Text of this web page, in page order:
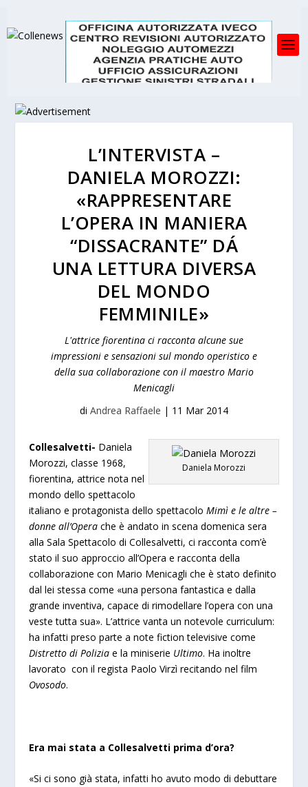
L’INTERVISTA –
DANIELA MOROZZI:
«RAPPRESENTARE
L’OPERA IN MANIERA
“DISSACRANTE” DÁ
UNA LETTURA DIVERSA
DEL MONDO
FEMMINILE»
L'attrice fiorentina ci racconta alcune sue
impressioni e sensazioni sul mondo operistico e
della sua collaborazione con il maestro Mario
Menicagli
di Andrea Raffaele | 11 Mar 2014
Daniela Morozzi
Collesalvetti- Daniela
Morozzi, classe 1968,
fiorentina, attrice nota nel
mondo dello spettacolo
italiano e protagonista dello spettacolo Mimì e le altre –
donne all’Opera che è andato in scena domenica sera
alla Sala Spettacolo di Collesalvetti, ci racconta com’è
stato il suo approccio all’Opera e racconta della
collaborazione con Mario Menicagli che è stato definito
dal lei stessa come «una persona fantastica e dalla
grande inventiva, capace di rimodellare l’opera con una
veste tutta sua». L’attrice vanta un notevole curriculum:
ha infatti preso parte a note fiction televisive come
Distretto di Polizia e la miniserie Ultimo. Ha inoltre
lavorato con il regista Paolo Virzì recitando nel film
Ovosodo.
Era mai stata a Collesalvetti prima d’ora?
«Si ci sono già stata, infatti ho avuto modo di debuttare